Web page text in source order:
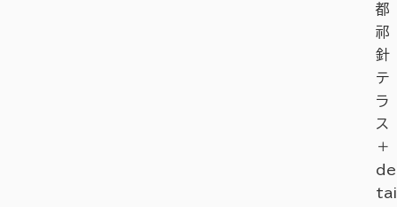
都
祁
針
テ
ラ
ス
＋
de
tai